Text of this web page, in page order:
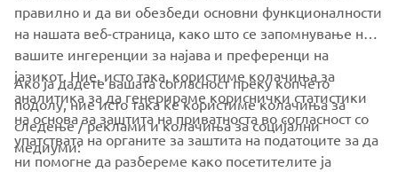
DISCOVER THE RANGE
CORPORATE
правилно и да ви обезбеди основни функционалности
на нашата веб-страница, како што се запомнување на
вашите ингеренции за најава и преференци на
јазикот. Ние, исто така, користиме колачиња за
аналитика за да генерираме кориснички статистики
на основа за заштита на приватноста во согласност со
упатствата на органите за заштита на податоците за да
ни помогне да разбереме како посетителите ја
Ако ја дадете вашата согласност преку копчето
подолу, ние исто така ќе користиме колачиња за
следење / реклами и колачиња за социјални
медиуми: